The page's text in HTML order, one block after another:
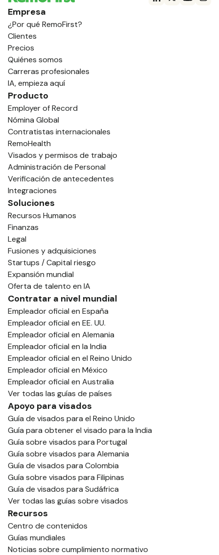
Empresa
¿Por qué RemoFirst?
Clientes
Precios
Quiénes somos
Carreras profesionales
IA, empieza aquí
Producto
Employer of Record
Nómina Global
Contratistas internacionales
RemoHealth
Visados y permisos de trabajo
Administración de Personal
Verificación de antecedentes
Integraciones
Soluciones
Recursos Humanos
Finanzas
Legal
Fusiones y adquisiciones
Startups / Capital riesgo
Expansión mundial
Oferta de talento en IA
Contratar a nivel mundial
Empleador oficial en España
Empleador oficial en EE. UU.
Empleador oficial en Alemania
Empleador oficial en la India
Empleador oficial en el Reino Unido
Empleador oficial en México
Empleador oficial en Australia
Ver todas las guías de países
Apoyo para visados
Guía de visados para el Reino Unido
Guía para obtener el visado para la India
Guía sobre visados para Portugal
Guía sobre visados para Alemania
Guía de visados para Colombia
Guía sobre visados para Filipinas
Guía de visados para Sudáfrica
Ver todas las guías sobre visados
Recursos
Centro de contenidos
Guías mundiales
Noticias sobre cumplimiento normativo